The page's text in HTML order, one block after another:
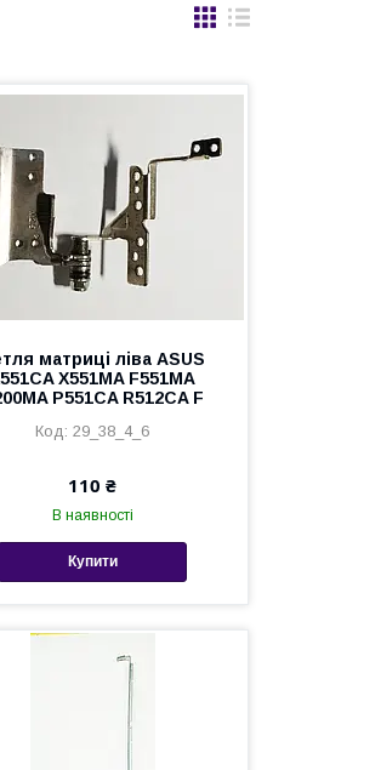
матриці ліва ASUS
X551MA F551MA
P551CA R512CA F
29_38_4_6
110 ₴
В наявності
Купити